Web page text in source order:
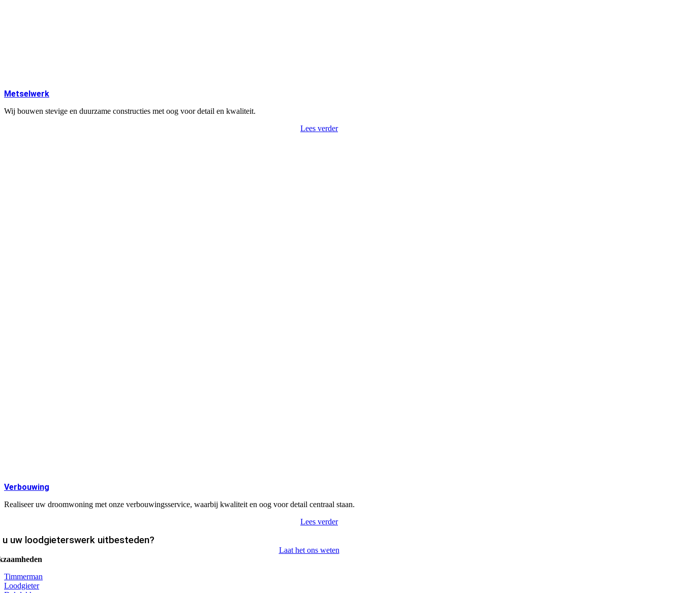
Metselwerk
Wij bouwen stevige en duurzame constructies met oog voor detail en kwaliteit.
Lees verder
Verbouwing
Realiseer uw droomwoning met onze verbouwingsservice, waarbij kwaliteit en oog voor detail centraal staan.
Lees verder
u uw loodgieterswerk uitbesteden?
Laat het ons weten
Timmerman
Loodgieter